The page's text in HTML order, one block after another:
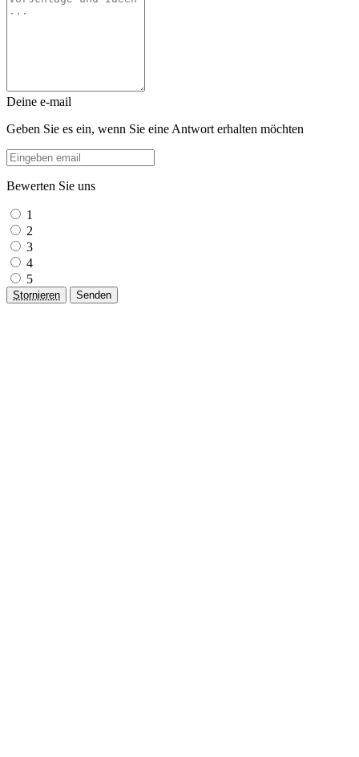
Deine e-mail
Geben Sie es ein, wenn Sie eine Antwort erhalten möchten
Bewerten Sie uns
1
2
3
4
5
Stornieren Senden